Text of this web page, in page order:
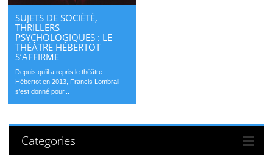
SUJETS DE SOCIÉTÉ,
THRILLERS
PSYCHOLOGIQUES : LE
THÉÂTRE HÉBERTOT
S’AFFIRME
Depuis qu’il a repris le théâtre
Hébertot en 2013, Francis Lombrail
s’est donné pour...
Categories